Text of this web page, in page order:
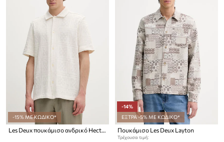
-15% ΜΕ ΚΩΔΙΚΟ*
Les Deux πουκάμισο ανδρικό Hector
-14%
ΕΞΤΡΑ -5% ΜΕ ΚΩΔΙΚΟ*
Πουκάμισο Les Deux Layton
Τρέχουσα τιμή: